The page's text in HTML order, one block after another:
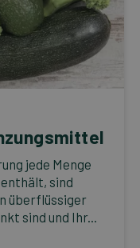
jede Menge
sind
überflüssiger
sind und Ihr...